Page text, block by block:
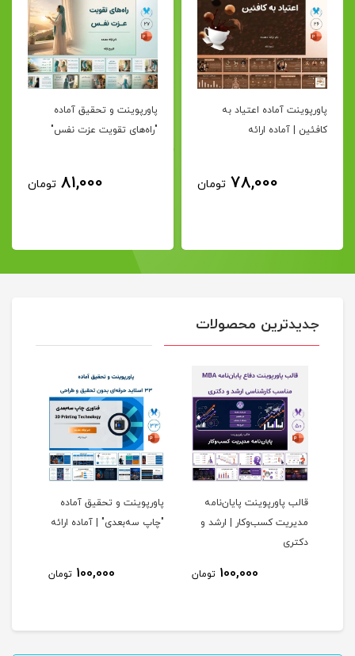
پاورپوینت آماده اعتیاد به
کافئین | آماده ارائه
78,000 تومان
پاورپوینت و تحقیق آماده
"راه‌های تقویت عزت نفس"
81,000 تومان
جدیدترین محصولات
قالب پاورپوینت پایان‌نامه
مدیریت کسب‌وکار | ارشد و
دکتری
100,000 تومان
پاورپوینت و تحقیق آماده
"چاپ سه‌بعدی" | آماده ارائه
100,000 تومان